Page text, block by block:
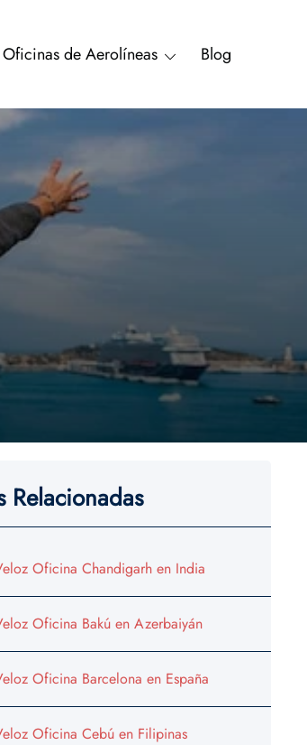
Oficinas de Aerolíneas Blog
Relacionadas
Oficina Chandigarh en India
Oficina Bakú en Azerbaiyán
Oficina Barcelona en España
Oficina Cebú en Filipinas